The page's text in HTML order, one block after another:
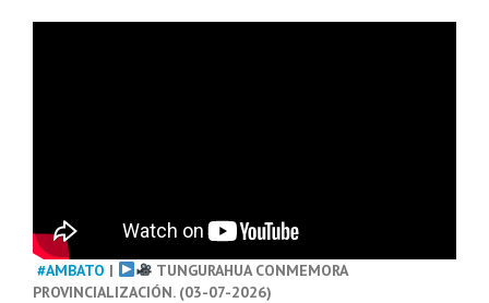
#AMBATO |
TUNGURAHUA CONMEMORA
PROVINCIALIZACIÓN. (03-07-2026)